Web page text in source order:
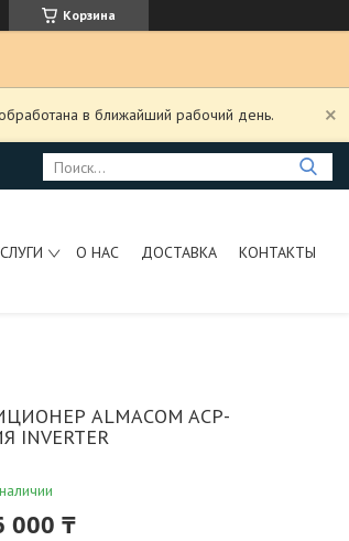
Корзина
в ближайший рабочий день.
О НАС ДОСТАВКА КОНТАКТЫ
ALMACOM ACP-
INVERTER
000 ₸